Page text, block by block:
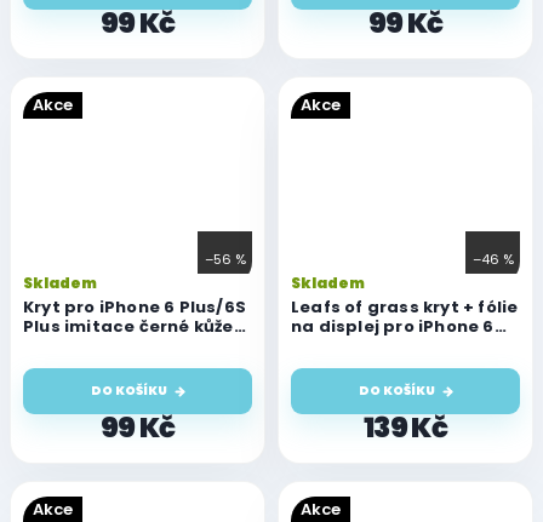
99 Kč 99 Kč
Akce
–56 %
Kryt pro iPhone 6 Plus/6S
Plus imitace černé kůže
Skladem
99 Kč
DO KOŠÍKU
Akce
–46 %
Leafs of grass kryt + fólie
na displej pro iPhone 6
Skladem
139 Kč
DO KOŠÍKU
Akce Akce